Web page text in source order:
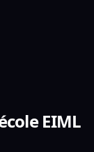
EIML